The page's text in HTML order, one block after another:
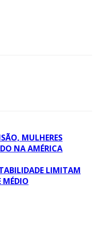
MULHERES
NA AMÉRICA
LIMITAM
MÉDIO